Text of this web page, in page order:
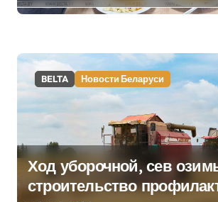
BELTA Новости Беларуси
Ход уборочной, сев
строительство